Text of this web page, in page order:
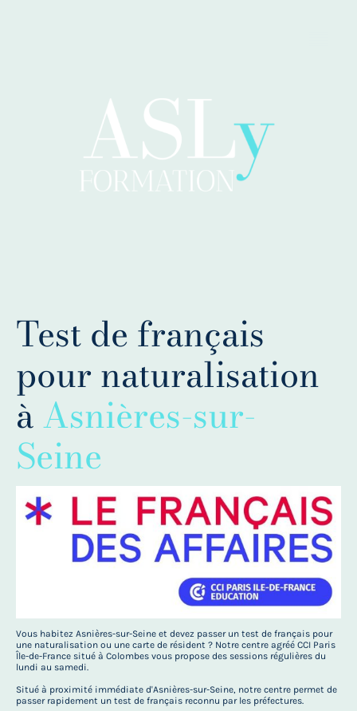
Test de français
pour naturalisation
àAsnières-sur-
Seine
Vous habitez Asnières-sur-Seine et devez passer un test de français pour
une naturalisation ou une carte de résident ? Notre centre agréé CCI Paris
Île-de-France situé à Colombes vous propose des sessions régulières du
lundi au samedi.
Situé à proximité immédiate d'Asnières-sur-Seine, notre centre permet de
passer rapidement un test de français reconnu par les préfectures.